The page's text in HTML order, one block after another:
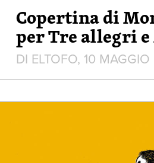
Copertina di
per Tre allegri
DI ELTOFO, 10